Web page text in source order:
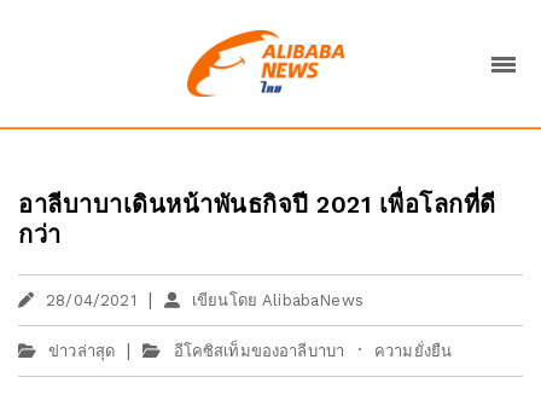
อาลีบาบาเดินหน้าพันธกิจปี 2021 เพื่อโลกที่ดี
กว่า
28/04/2021 | เขียนโดย AlibabaNews
ข่าวล่าสุด | อีโคซิสเท็มของอาลีบาบา · ความยั่งยืน